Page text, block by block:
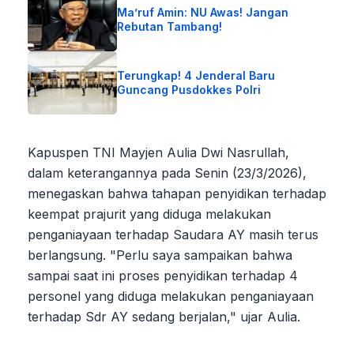
Ma’ruf Amin: NU Awas! Jangan
Rebutan Tambang!
Terungkap! 4 Jenderal Baru
Guncang Pusdokkes Polri
Kapuspen TNI Mayjen Aulia Dwi Nasrullah,
dalam keterangannya pada Senin (23/3/2026),
menegaskan bahwa tahapan penyidikan terhadap
keempat prajurit yang diduga melakukan
penganiayaan terhadap Saudara AY masih terus
berlangsung. "Perlu saya sampaikan bahwa
sampai saat ini proses penyidikan terhadap 4
personel yang diduga melakukan penganiayaan
terhadap Sdr AY sedang berjalan," ujar Aulia.